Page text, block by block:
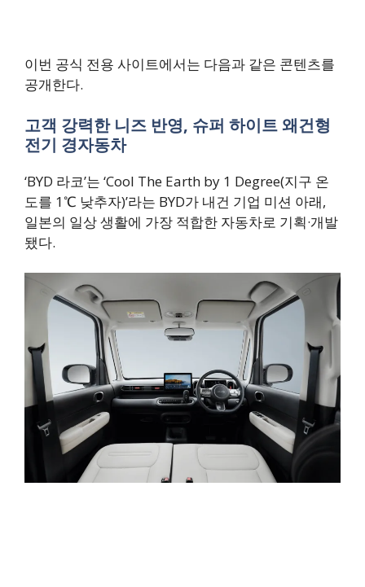
이번 공식 전용 사이트에서는 다음과 같은 콘텐츠를
공개한다.
고객 강력한 니즈 반영, 슈퍼 하이트 왜건형
전기 경자동차
‘BYD 라코’는 ‘Cool The Earth by 1 Degree(지구 온
도를 1℃ 낮추자)’라는 BYD가 내건 기업 미션 아래,
일본의 일상 생활에 가장 적합한 자동차로 기획·개발
됐다.